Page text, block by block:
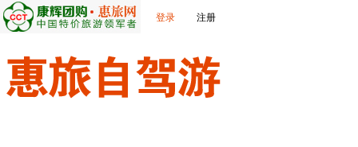
登录 注册